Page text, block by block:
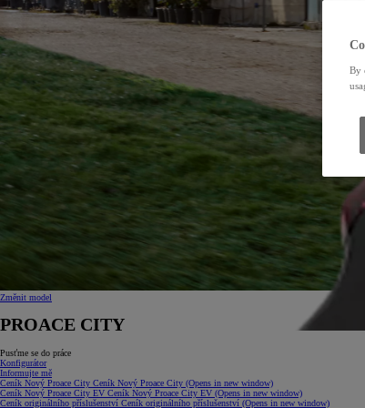
Změnit model
PROACE CITY
Pusťme se do práce
Konfigurátor
Informujte mě
Ceník Nový Proace City Ceník Nový Proace City (Opens in new window)
Ceník Nový Proace City EV Ceník Nový Proace City EV (Opens in new window)
Ceník originálního příslušenství Ceník originálního příslušenství (Opens in new window)
By